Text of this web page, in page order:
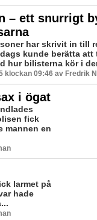
– ett snurrigt
har skrivit in till
kunde berätta att
hur bilisterna kör i
klockan 09:46 av Fredrik
i ögat
fick
mannen en
larmet på
hade